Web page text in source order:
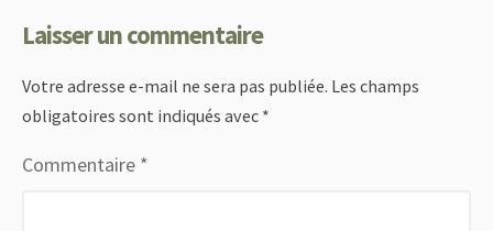
Laisser un commentaire
Votre adresse e-mail ne sera pas publiée. Les champs
obligatoires sont indiqués avec *
Commentaire *